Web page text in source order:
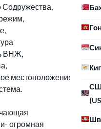
Содружества,
ВНЖ,
местоположение,
огромная